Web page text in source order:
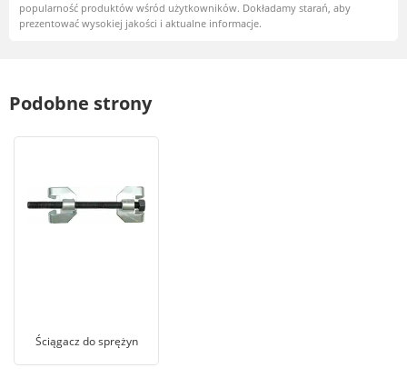
popularność produktów wśród użytkowników. Dokładamy starań, aby
prezentować wysokiej jakości i aktualne informacje.
Podobne strony
Ściągacz do sprężyn